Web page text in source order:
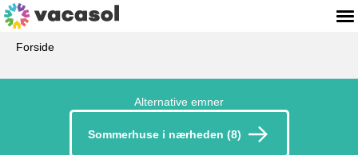
Forside
Alternative emner
Sommerhuse i nærheden (8)